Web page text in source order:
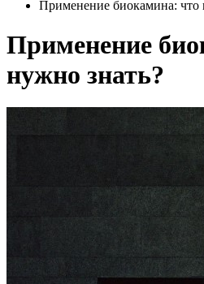
Применение биокамина: что
Применение
нужно знать?